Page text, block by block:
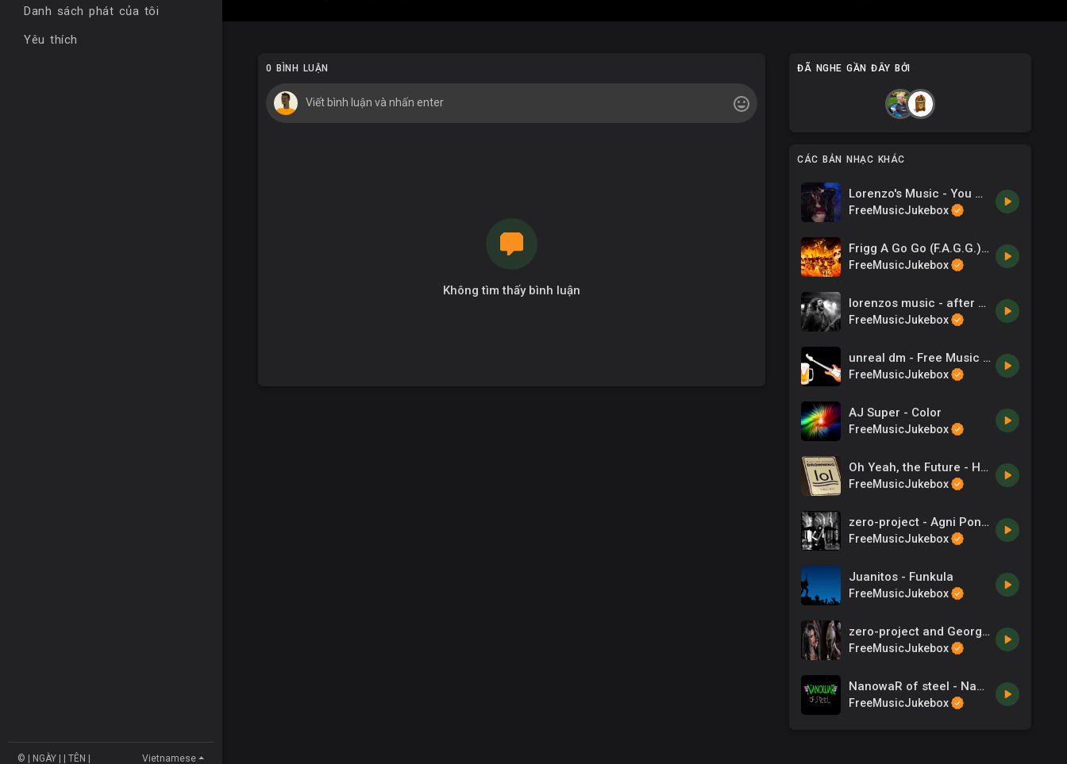
Danh sách phát của tôi
Yêu thích
© | NGÀY | | TÊN | Vietnamese
0 BÌNH LUẬN
Không tìm thấy bình luận
ĐÃ NGHE GẦN ĐÂY BỞI
CÁC BẢN NHẠC KHÁC
Lorenzo's Music - You Got To Feel It Tonight
FreeMusicJukebox
Frigg A Go Go (F.A.G.G.) - burnin hell blues
FreeMusicJukebox
lorenzos music - after all thats happened
FreeMusicJukebox
unreal dm - Free Music and Free Beer
FreeMusicJukebox
AJ Super - Color
FreeMusicJukebox
Oh Yeah, the Future - Hungry
FreeMusicJukebox
zero-project - Agni Ponichtera - Tzionas - Songs
FreeMusicJukebox
Juanitos - Funkula
FreeMusicJukebox
zero-project and George Loukissas ft. Dia Yiannopoulou - The entrance
FreeMusicJukebox
NanowaR of steel - NanowaR
FreeMusicJukebox